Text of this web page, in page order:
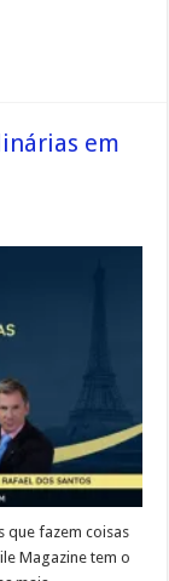
em
que fazem coisas
Magazine tem o